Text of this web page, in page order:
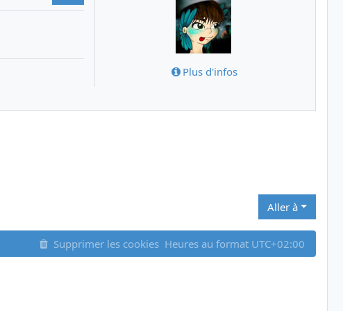
Plus d'infos
Aller à
Supprimer les cookies Heures au format UTC+02:00